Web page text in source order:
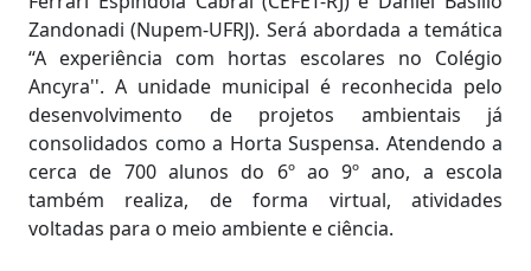
Zandonadi (Nupem-UFRJ). Será abordada a temática
“A experiência com hortas escolares no Colégio
Ancyra''. A unidade municipal é reconhecida pelo
desenvolvimento de projetos ambientais já
consolidados como a Horta Suspensa. Atendendo a
cerca de 700 alunos do 6º ao 9º ano, a escola
também realiza, de forma virtual, atividades
voltadas para o meio ambiente e ciência.